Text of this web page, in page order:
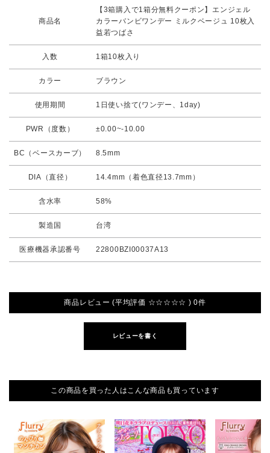
商品名
【3箱購入で1箱分無料クーポン】エンジェル
カラーバンビワンデー ミルクベージュ 10枚入
益若つばさ
入数 1箱10枚入り
カラー ブラウン
使用期間 1日使い捨て(ワンデー、1day)
PWR（度数） ±0.00~-10.00
BC（ベースカーブ） 8.5mm
DIA（直径） 14.4mm（着色直径13.7mm）
含水率 58%
製造国 台湾
医療機器承認番号 22800BZI00037A13
商品レビュー (平均評価 ☆☆☆☆☆ ) 0件
レビューを書く
この商品を買った人はこんな商品も買っています